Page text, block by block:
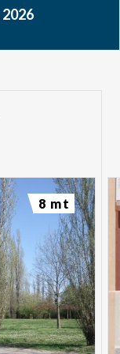
la
rete festival,
più originali
della
2026
8 mt